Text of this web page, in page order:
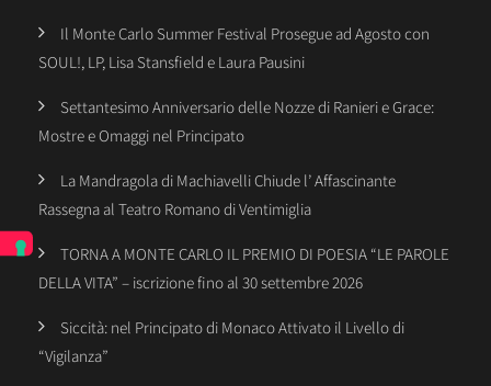
Il Monte Carlo Summer Festival Prosegue ad Agosto con
SOUL!, LP, Lisa Stansfield e Laura Pausini
Settantesimo Anniversario delle Nozze di Ranieri e Grace:
Mostre e Omaggi nel Principato
La Mandragola di Machiavelli Chiude l’ Affascinante
Rassegna al Teatro Romano di Ventimiglia
TORNA A MONTE CARLO IL PREMIO DI POESIA “LE PAROLE
DELLA VITA” – iscrizione fino al 30 settembre 2026
Siccità: nel Principato di Monaco Attivato il Livello di
“Vigilanza”